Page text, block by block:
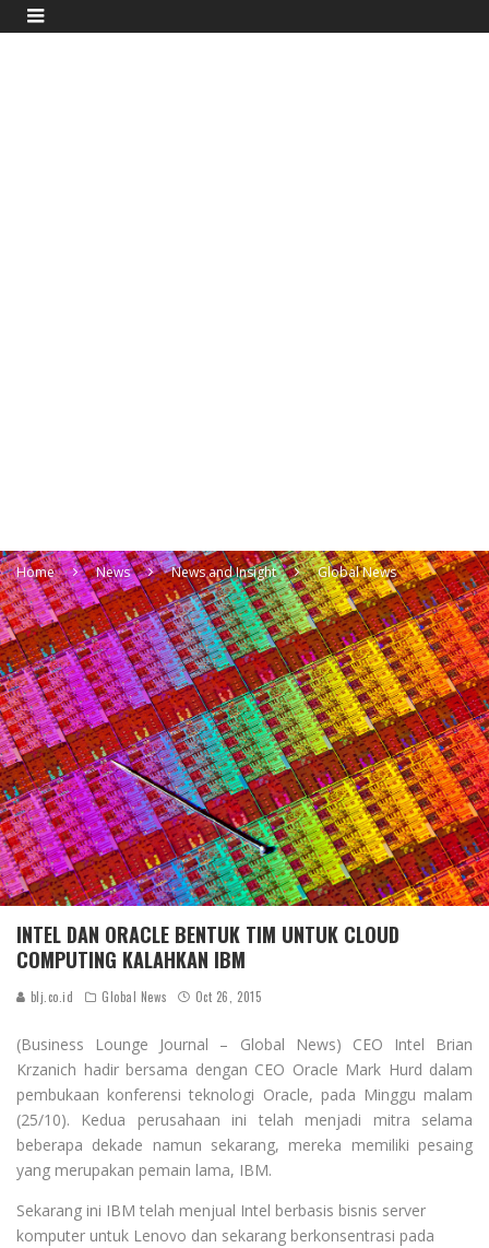
Home News News and Insight Global News
INTEL DAN ORACLE BENTUK TIM UNTUK CLOUD
COMPUTING KALAHKAN IBM
blj.co.id Global News Oct 26, 2015
(Business Lounge Journal – Global News) CEO Intel Brian
Krzanich hadir bersama dengan CEO Oracle Mark Hurd dalam
pembukaan konferensi teknologi Oracle, pada Minggu malam
(25/10). Kedua perusahaan ini telah menjadi mitra selama
beberapa dekade namun sekarang, mereka memiliki pesaing
yang merupakan pemain lama, IBM.
Sekarang ini IBM telah menjual Intel berbasis bisnis server
komputer untuk Lenovo dan sekarang berkonsentrasi pada